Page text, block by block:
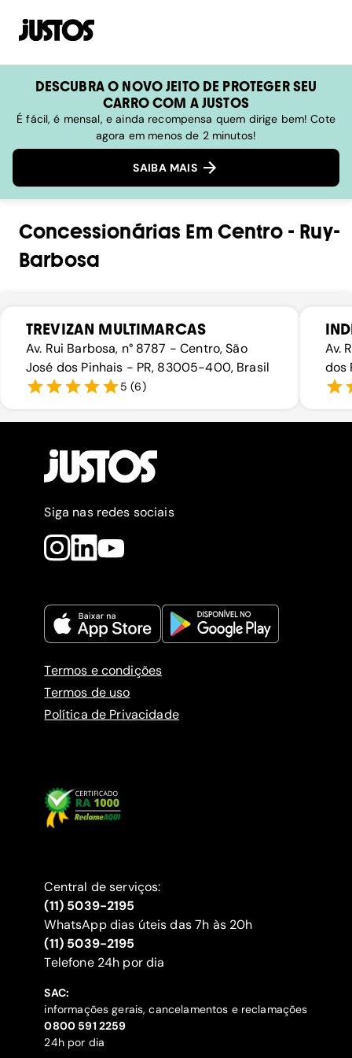
DESCUBRA O NOVO JEITO DE PROTEGER SEU
CARRO COM A JUSTOS
É fácil, é mensal, e ainda recompensa quem dirige bem! Cote
agora em menos de 2 minutos!
SAIBA MAIS
Concessionárias Em Centro- Ruy-
Barbosa
TREVIZAN MULTIMARCAS
Av. Rui Barbosa, n° 8787 - Centro, São
José dos Pinhais - PR, 83005-400, Brasil
5 (6)
Av.
dos
Siga nas redes sociais
Termos e condições
Termos de uso
Política de Privacidade
Central de serviços:
(11) 5039-2195
WhatsApp dias úteis das 7h às 20h
(11) 5039-2195
‍Telefone 24h por dia
SAC:
informações gerais, cancelamentos e reclamações
‍0800 591 2259
24h por dia